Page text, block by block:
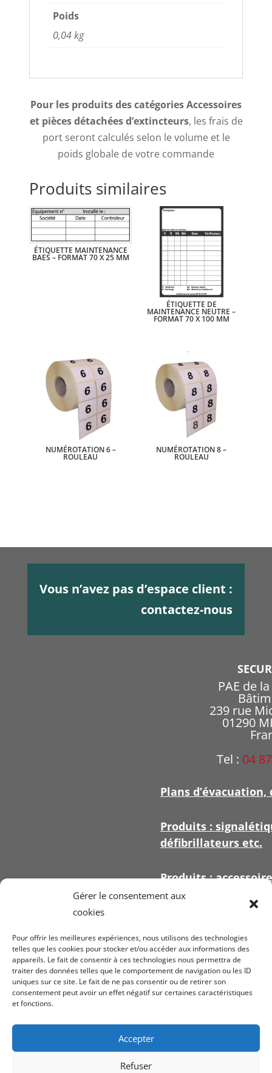
Gérer le consentement aux
cookies
Pour offrir les meilleures expériences, nous utilisons des technologies
telles que les cookies pour stocker et/ou accéder aux informations des
appareils. Le fait de consentir à ces technologies nous permettra de
traiter des données telles que le comportement de navigation ou les ID
uniques sur ce site. Le fait de ne pas consentir ou de retirer son
consentement peut avoir un effet négatif sur certaines caractéristiques
et fonctions.
Accepter
Refuser
Poids
0,04 kg
Pour les produits des catégories Accessoires
et pièces détachées d’extincteurs, les frais de
port seront calculés selon le volume et le
poids globale de votre commande
Produits similaires
ÉTIQUETTE MAINTENANCE
BAES – FORMAT 70 X 25 MM
ÉTIQUETTE DE
MAINTENANCE NEUTRE –
FORMAT 70 X 100 MM
NUMÉROTATION 6 –
ROULEAU
NUMÉROTATION 8 –
ROULEAU
Vous n’avez pas d’espace client :
contactez-nous
PAE de
239 rue
01290
Tel : 04
Plans
Produits :
défibrillateurs etc.
Produits :
signalétique
Voir nos
Mentions